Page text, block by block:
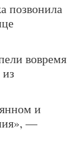
позвонила
вовремя
и
—